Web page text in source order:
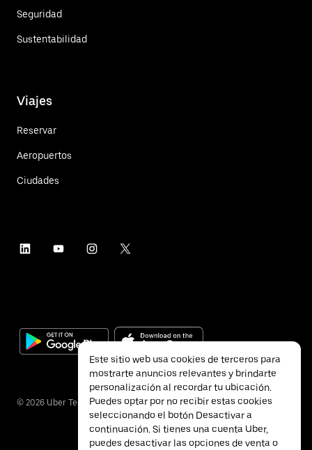
Seguridad
Sustentabilidad
Viajes
Reservar
Aeropuertos
Ciudades
© 2026 Uber Technologies Inc.
Este sitio web usa cookies de terceros para
mostrarte anuncios relevantes y brindarte
personalización al recordar tu ubicación.
Puedes optar por no recibir estas cookies
seleccionando el botón Desactivar a
continuación. Si tienes una cuenta Uber,
puedes desactivar las opciones de venta o